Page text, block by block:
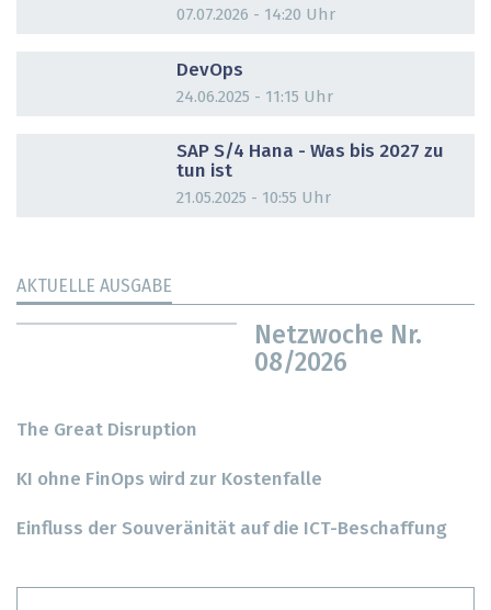
07.07.2026 - 14:20 Uhr
DevOps
24.06.2025 - 11:15 Uhr
SAP S/4 Hana - Was bis 2027 zu
tun ist
21.05.2025 - 10:55 Uhr
AKTUELLE AUSGABE
Netzwoche Nr.
08/2026
The Great Disruption
KI ohne FinOps wird zur Kostenfalle
Einfluss der Souveränität auf die ICT-Beschaffung